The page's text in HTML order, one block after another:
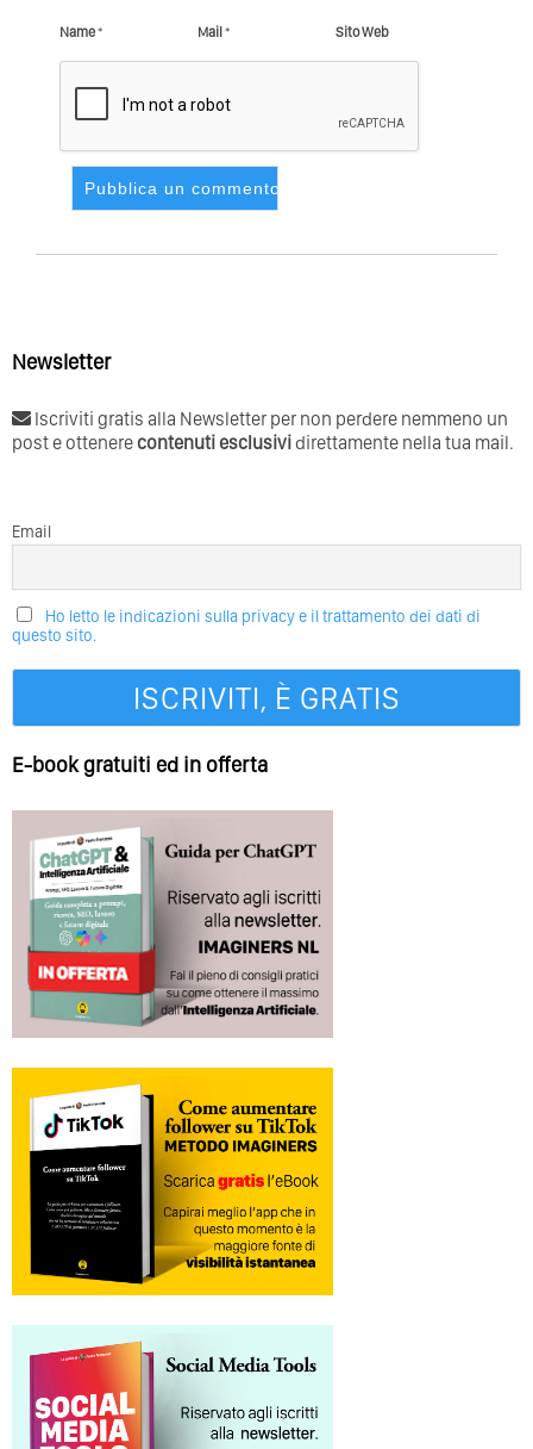
Name* Mail* Sito Web
Newsletter
Iscriviti gratis alla Newsletter per non perdere nemmeno un
post e ottenerecontenuti esclusividirettamente nella tua mail.
Email
Ho letto le indicazioni sulla privacy e il trattamento dei dati di
questo sito.
E-book gratuiti ed in offerta